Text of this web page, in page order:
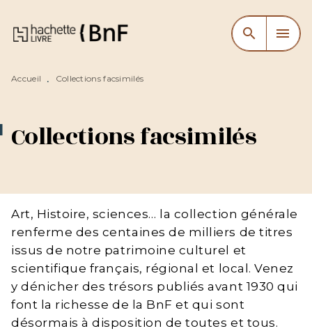
MENU RECHERCHE
CONTENU
search menu
Accueil • Collections facsimilés
Collections facsimilés
Art, Histoire, sciences… la collection générale
renferme des centaines de milliers de titres
issus de notre patrimoine culturel et
scientifique français, régional et local. Venez
y dénicher des trésors publiés avant 1930 qui
font la richesse de la BnF et qui sont
désormais à disposition de toutes et tous.